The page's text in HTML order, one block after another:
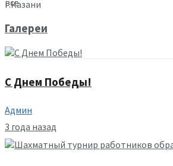
все
г.Казани
Галереи
С Днем Победы!
Админ
3 года назад